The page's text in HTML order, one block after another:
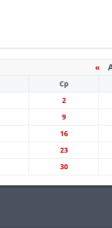
«
Ср
2
9
16
23
30